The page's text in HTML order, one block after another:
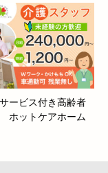
サービス付き高齢者
ホットケアホーム